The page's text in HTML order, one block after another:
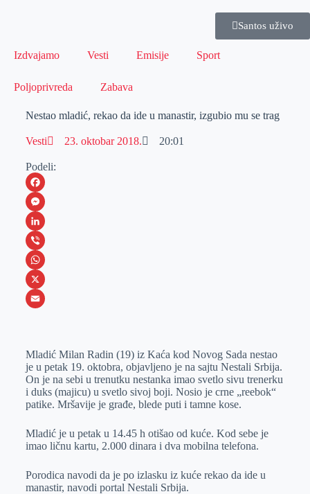
Santos uživo
Izdvajamo Vesti Emisije Sport
Poljoprivreda Zabava
Nestao mladić, rekao da ide u manastir, izgubio mu se trag
Vesti 23. oktobar 2018. 20:01
Podeli:
F
a
c
e
b
o
M
e
s
s
e
e
r
L
i
n
k
I
n
V
i
b
W
h
s
A
p
X
a
i
l
Mladić Milan Radin (19) iz Kaća kod Novog Sada nestao
je u petak 19. oktobra, objavljeno je na sajtu Nestali Srbija.
On je na sebi u trenutku nestanka imao svetlo sivu trenerku
i duks (majicu) u svetlo sivoj boji. Nosio je crne „reebok“
patike. Mršavije je građe, blede puti i tamne kose.
Mladić je u petak u 14.45 h otišao od kuće. Kod sebe je
imao ličnu kartu, 2.000 dinara i dva mobilna telefona.
Porodica navodi da je po izlasku iz kuće rekao da ide u
manastir, navodi portal Nestali Srbija.